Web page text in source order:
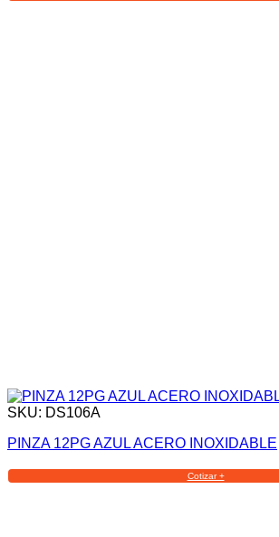
SKU: DS106A
PINZA 12PG AZUL ACERO INOXIDABLE
Cotizar +